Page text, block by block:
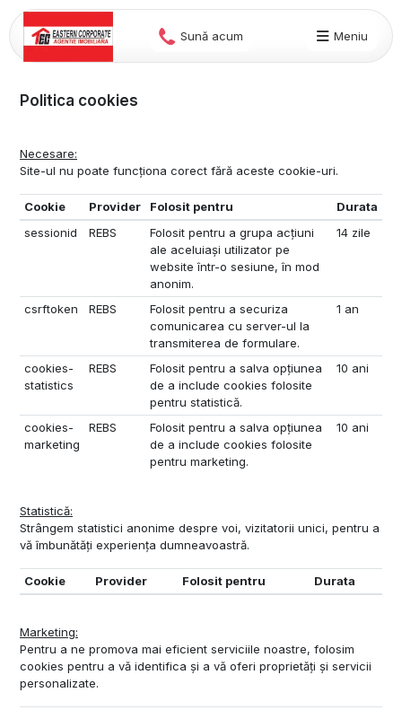
Sună acum Meniu
Politica cookies
Necesare:
Site-ul nu poate funcționa corect fără aceste cookie-uri.
Cookie Provider Folosit pentru
Durata
sessionid
REBS
Folosit pentru a grupa acțiuni
ale aceluiași utilizator pe
website într-o sesiune, în mod
anonim.
14 zile
csrftoken REBS
Folosit pentru a securiza
comunicarea cu server-ul la
transmiterea de formulare.
1 an
cookies-
statistics
REBS
Folosit pentru a salva opțiunea
de a include cookies folosite
pentru statistică.
10 ani
cookies-
marketing
REBS
Folosit pentru a salva opțiunea
de a include cookies folosite
pentru marketing.
10 ani
Statistică:
Strângem statistici anonime despre voi, vizitatorii unici, pentru a
vă îmbunătăți experiența dumneavoastră.
Cookie Provider Folosit pentru Durata
Marketing:
Pentru a ne promova mai eficient serviciile noastre, folosim
cookies pentru a vă identifica și a vă oferi proprietăți și servicii
personalizate.